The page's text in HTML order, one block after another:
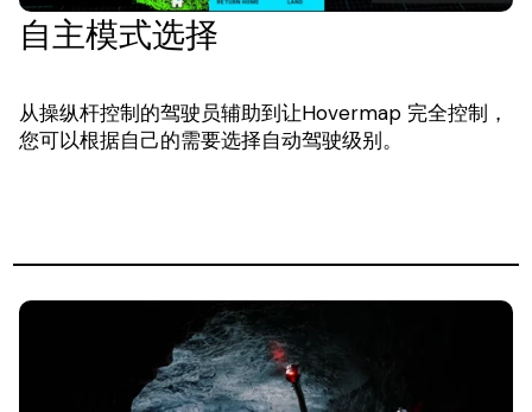
自主模式选择
从操纵杆控制的驾驶员辅助到让Hovermap 完全控制，
您可以根据自己的需要选择自动驾驶级别。